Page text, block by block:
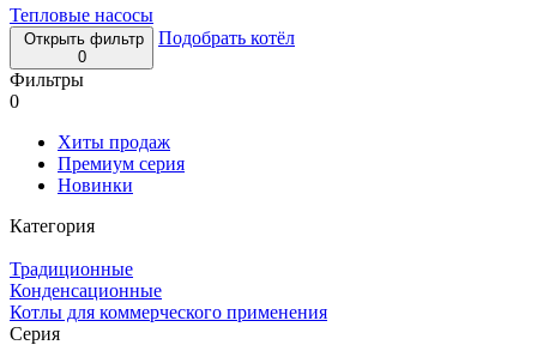
Тепловые насосы
Открыть фильтр
0
Подобрать котёл
Фильтры
0
Хиты продаж
Премиум серия
Новинки
Категория
Традиционные
Конденсационные
Котлы для коммерческого применения
Серия